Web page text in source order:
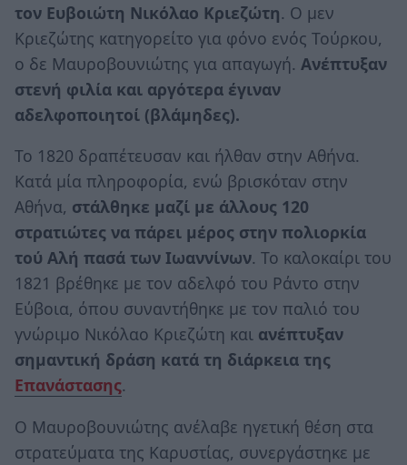
τον Ευβοιώτη Νικόλαο Κριεζώτη. Ο μεν
Κριεζώτης κατηγορείτο για φόνο ενός Τούρκου,
ο δε Μαυροβουνιώτης για απαγωγή. Ανέπτυξαν
στενή φιλία και αργότερα έγιναν
αδελφοποιητοί (βλάμηδες).
Το 1820 δραπέτευσαν και ήλθαν στην Αθήνα.
Κατά μία πληροφορία, ενώ βρισκόταν στην
Αθήνα, στάλθηκε μαζί με άλλους 120
στρατιώτες να πάρει μέρος στην πολιορκία
τού Αλή πασά των Ιωαννίνων. Το καλοκαίρι του
1821 βρέθηκε με τον αδελφό του Ράντο στην
Εύβοια, όπου συναντήθηκε με τον παλιό του
γνώριμο Νικόλαο Κριεζώτη και ανέπτυξαν
σημαντική δράση κατά τη διάρκεια της
Επανάστασης.
Ο Μαυροβουνιώτης ανέλαβε ηγετική θέση στα
στρατεύματα της Καρυστίας, συνεργάστηκε με